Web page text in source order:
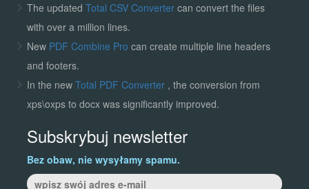
The updated Total CSV Convertercan convert the files
with over a million lines.
New PDF Combine Pro can create multiple line headers
and footers.
In the new Total PDF Converter , the conversion from
xps\oxps to docx was significantly improved.
Subskrybuj newsletter
Bez obaw, nie wysyłamy spamu.